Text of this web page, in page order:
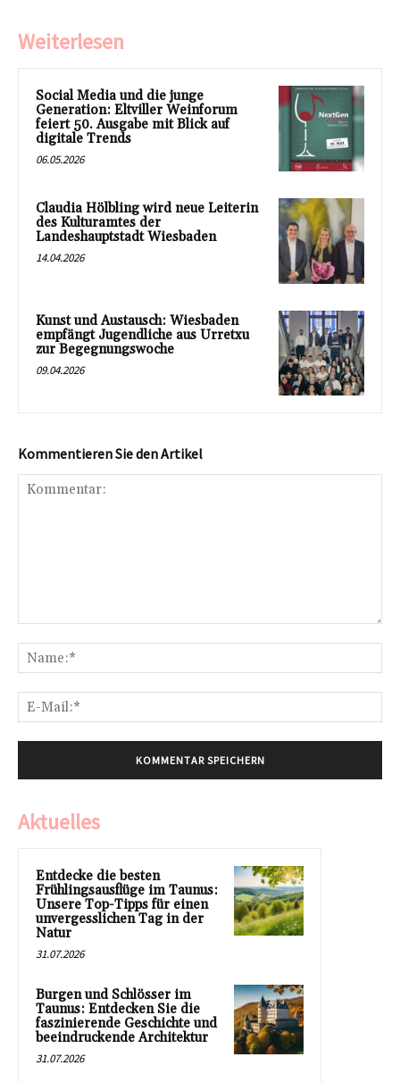
Weiterlesen
Social Media und die junge
Generation: Eltviller Weinforum
feiert 50. Ausgabe mit Blick auf
digitale Trends
06.05.2026
Claudia Hölbling wird neue Leiterin
des Kulturamtes der
Landeshauptstadt Wiesbaden
14.04.2026
Kunst und Austausch: Wiesbaden
empfängt Jugendliche aus Urretxu
zur Begegnungswoche
09.04.2026
Kommentieren Sie den Artikel
Aktuelles
Entdecke die besten
Frühlingsausflüge im Taunus:
Unsere Top-Tipps für einen
unvergesslichen Tag in der
Natur
31.07.2026
Burgen und Schlösser im
Taunus: Entdecken Sie die
faszinierende Geschichte und
beeindruckende Architektur
31.07.2026